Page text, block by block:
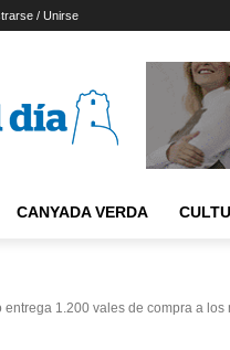
/ Unirse
CANYADA VERDA
entrega 1.200 vales de compra a los